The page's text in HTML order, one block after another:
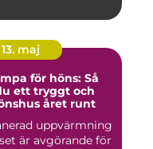
13. maj
för höns: Så
ett tryggt och
året runt
uppvärmning
är avgörande för